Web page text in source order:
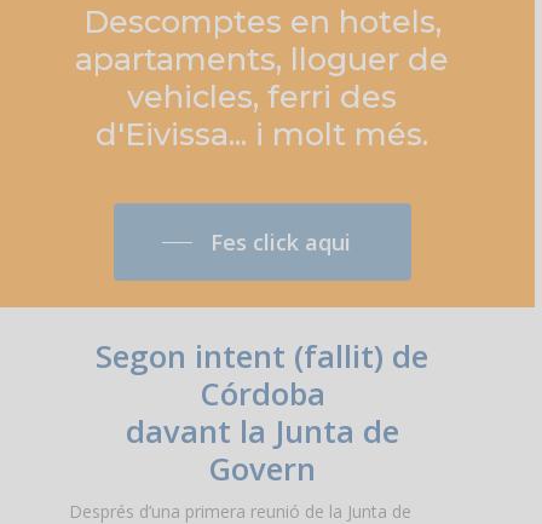
Descomptes en hotels,
apartaments, lloguer de
vehicles, ferri des
d'Eivissa... i molt més.
Fes click aqui
Segon intent (fallit) de
Córdoba
davant la Junta de
Govern
Després d’una primera reunió de la Junta de